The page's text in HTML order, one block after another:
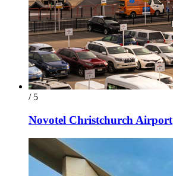
/ 5
Novotel Christchurch Airport